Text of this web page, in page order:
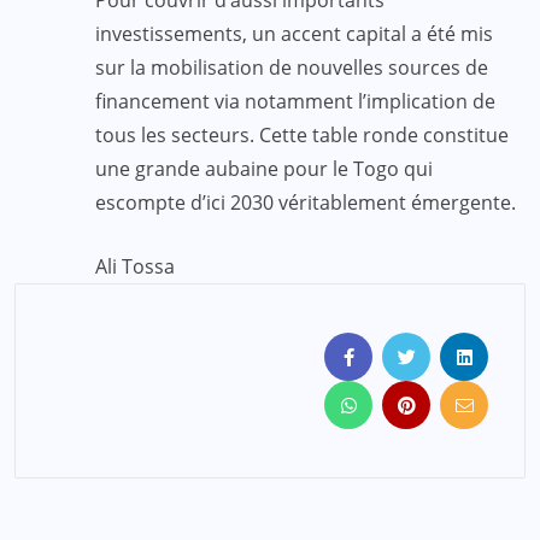
investissements, un accent capital a été mis
sur la mobilisation de nouvelles sources de
financement via notamment l’implication de
tous les secteurs. Cette table ronde constitue
une grande aubaine pour le Togo qui
escompte d’ici 2030 véritablement émergente.
Ali Tossa